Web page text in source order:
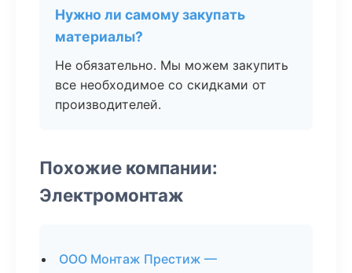
Нужно ли самому закупать
материалы?
Не обязательно. Мы можем закупить
все необходимое со скидками от
производителей.
Похожие компании:
Электромонтаж
ООО Монтаж Престиж —